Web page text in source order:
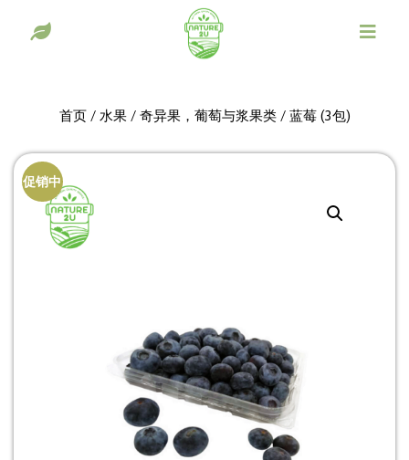
首页/ 水果/ 奇异果，葡萄与浆果类/ 蓝莓 (3包)
促销中